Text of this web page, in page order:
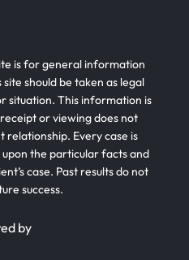
is for general information
should be taken as legal
situation. This information is
or viewing does not
Every case is
the particular facts and
case. Past results do not
success.
by